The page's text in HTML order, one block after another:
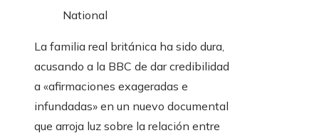
La familia real británica ha sido dura,
acusando a la BBC de dar credibilidad
a «afirmaciones exageradas e
infundadas» en un nuevo documental
que arroja luz sobre la relación entre